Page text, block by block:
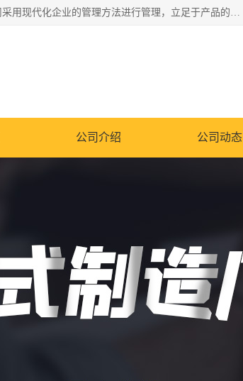
南通科达机床制造有限公司主要生产液压机、冲床、压力机等产品；本公司采用现代化企业的管理方法进行管理，立足于产品的质量管理，以优秀的品质、新颖的设计、合理的价格、完善的服务赢得广大客户的充分信赖和良好的口碑。领导层将运用科学管理方法及长期积累下来的经验和广泛领域吸取来新的技术不断调整产品结构，为市场提供精良的各类机械设备。企业将坚持与国内外各界朋友，真诚合作，共创辉煌。
公司介绍 公司动态